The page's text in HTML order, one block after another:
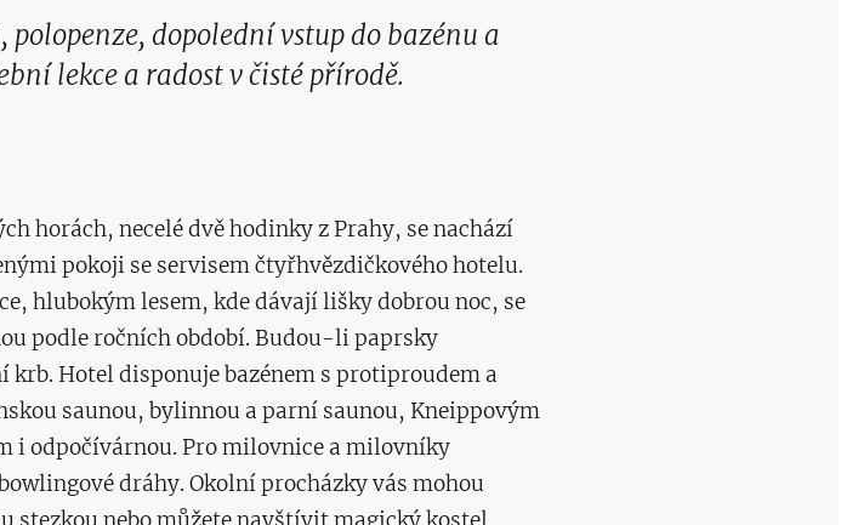
dopolední vstup do bazénu a
lekce a radost v čisté přírodě.
horách, necelé dvě hodinky z Prahy, se nachází
pokoji se servisem čtyřhvězdičkového hotelu.
hlubokým lesem, kde dávají lišky dobrou noc, se
podle ročních období. Budou-li paprsky
Hotel disponuje bazénem s protiproudem a
saunou, bylinnou a parní saunou, Kneippovým
i odpočívárnou. Pro milovnice a milovníky
dráhy. Okolní procházky vás mohou